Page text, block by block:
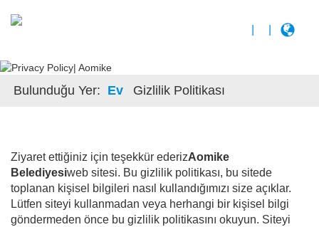
Bulunduğu Yer: Ev Gizlilik Politikası
Ziyaret ettiğiniz için teşekkür ederizAomike
Belediyesiweb sitesi. Bu gizlilik politikası, bu sitede
toplanan kişisel bilgileri nasıl kullandığımızı size açıklar.
Lütfen siteyi kullanmadan veya herhangi bir kişisel bilgi
göndermeden önce bu gizlilik politikasını okuyun. Siteyi